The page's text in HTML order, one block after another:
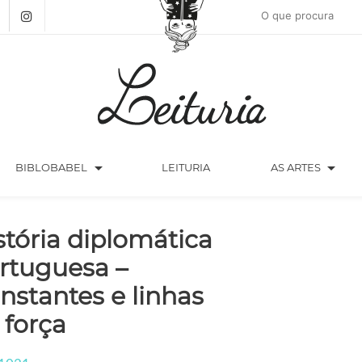
BIBLOBABEL arrow_drop_down LEITURIA AS ARTES arrow_drop_down
diplomática
–
e linhas